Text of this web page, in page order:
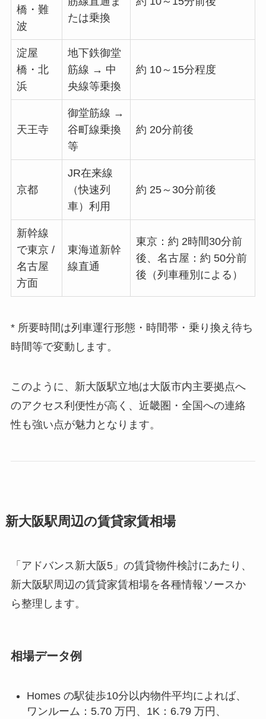
橋・難
波
たは乗換
淀屋
橋・北
浜
地下鉄御堂
筋線 → 中
央線等乗換
約 10～15分程度
天王寺
御堂筋線 →
谷町線乗換
等
約 20分前後
京都
JR在来線
（快速列
車）利用
約 25～30分前後
新幹線
で東京 /
名古屋
方面
東海道新幹
線直通
東京：約 2時間30分前
後、名古屋：約 50分前
後（列車種別による）
* 所要時間は列車運行形態・時間帯・乗り換え待ち
時間等で変動します。
このように、新大阪駅立地は大阪市内主要拠点へ
のアクセス利便性が高く、近畿圏・全国への連絡
性も強い点が魅力となります。
新大阪駅周辺の賃貸家賃相場
「アドバンス新大阪5」の賃貸物件検討にあたり、
新大阪駅周辺の賃貸家賃相場を各種情報ソースか
ら整理します。
相場データ例
Homes の駅徒歩10分以内物件平均によれば、
ワンルーム：5.70 万円、1K：6.79 万円、